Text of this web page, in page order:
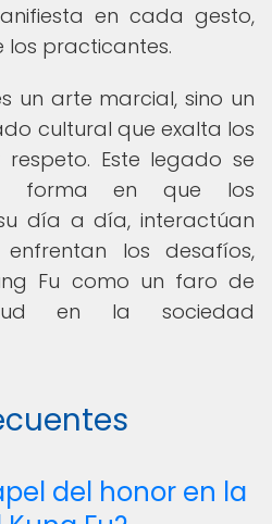
en cada gesto,
practicantes.
un arte marcial, sino un
cultural que exalta los
Este legado se
forma en que los
día a día, interactúan
los desafíos,
Fu como un faro de
en la sociedad
del honor en la